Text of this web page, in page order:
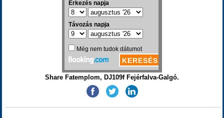
Share Fatemplom, DJ109f Fejérfalva-Galgó.